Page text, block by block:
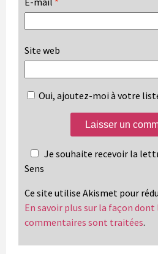
Site web
Oui, ajoutez-moi à votre
Je souhaite recevoir la
Sens
Ce site utilise Akismet pour
En savoir plus sur la façon dont
commentaires sont traitées.